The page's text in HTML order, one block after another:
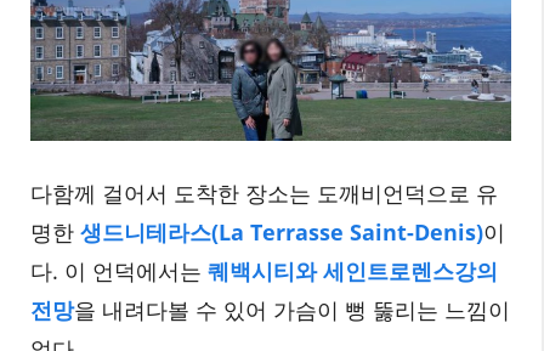
다함께 걸어서 도착한 장소는 도깨비언덕으로 유
명한 생드니테라스(La Terrasse Saint-Denis)이
다. 이 언덕에서는 퀘백시티와 세인트로렌스강의
전망을 내려다볼 수 있어 가슴이 뻥 뚫리는 느낌이